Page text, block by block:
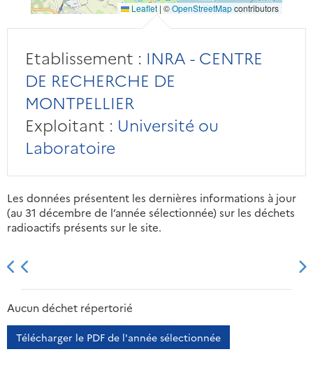
Leaflet|©OpenStreetMapcontributors
Etablissement : INRA - CENTRE
DE RECHERCHE DE
MONTPELLIER
Exploitant : Université ou
Laboratoire
Les données présentent les dernières informations à jour
(au 31 décembre de l’année sélectionnée) sur les déchets
radioactifs présents sur le site.
2013 2014
Aucun déchet répertorié
Télécharger le PDF de l'année sélectionnée